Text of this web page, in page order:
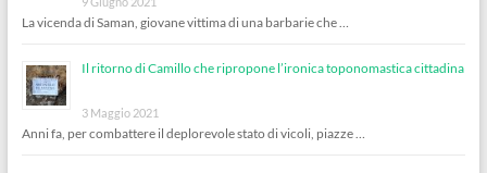
La vicenda di Saman, giovane vittima di una barbarie che …
Il ritorno di Camillo che ripropone l’ironica toponomastica cittadina
3 Maggio 2021
Anni fa, per combattere il deplorevole stato di vicoli, piazze …